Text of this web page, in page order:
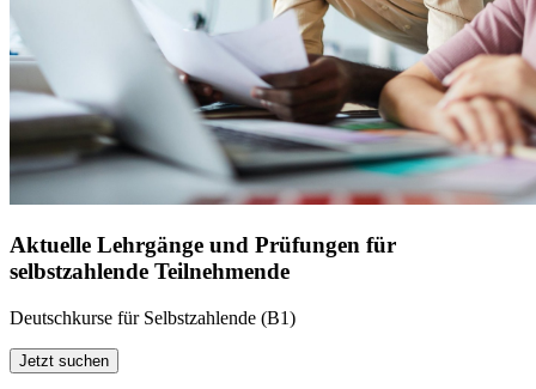
Aktuelle Lehrgänge und Prüfungen für
selbstzahlende Teilnehmende
Deutschkurse für Selbstzahlende (B1)
Jetzt suchen